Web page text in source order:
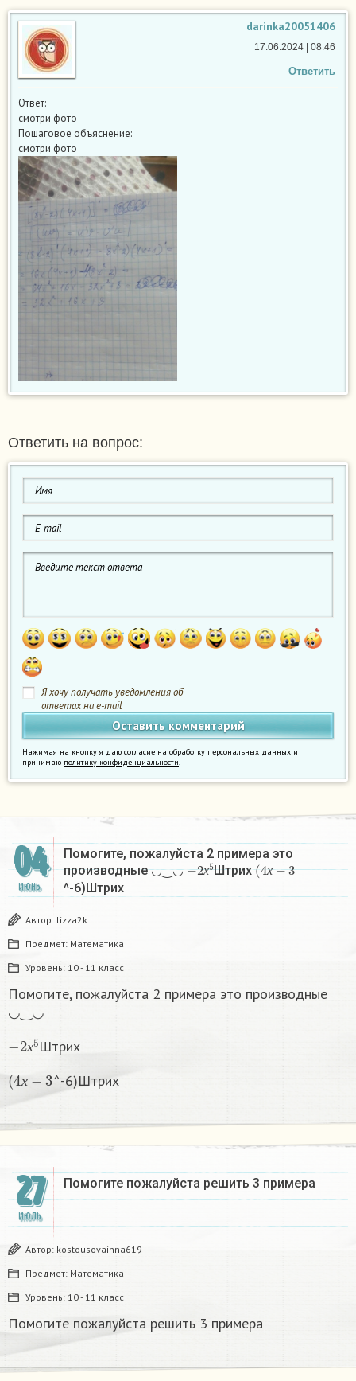
darinka20051406
Ответить
17.06.2024 | 08:46
Ответ:
смотри фото
Пошаговое объяснение:
смотри фото
Ответить на вопрос:
Я хочу получать уведомления об
ответах на e-mail
Нажимая на кнопку я даю согласие на обработку персональных данных и
принимаю политику конфиденциальности.
04
ИЮНЬ
Помогите, пожалуйста 2 примера это
производные ◡‿◡
х
2х 5Штрих х
( 4
^-6)Штрих
Автор: lizza2k
Предмет: Математика
Уровень: 10 - 11 класс
Помогите, пожалуйста 2 примера это производные
◡‿◡
х
2х 5Штрих
х
(4 ^-6)Штрих
27
ИЮЛЬ
Помогите пожалуйста решить 3 примера
Автор: kostousovainna619
Предмет: Математика
Уровень: 10 - 11 класс
Помогите пожалуйста решить 3 примера